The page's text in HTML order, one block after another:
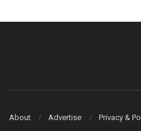
About Advertise Privacy &